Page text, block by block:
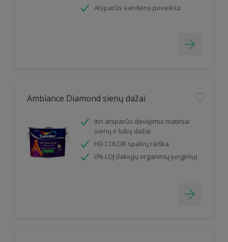
Atsparūs vandens poveikiui
Ambiance Diamond sienų dažai
Itin atsparūs devėjimui matiniai
sienų ir lubų dažai
HD COLOR spalvų raiška
0% LOJ (lakiųjų organinių junginių)